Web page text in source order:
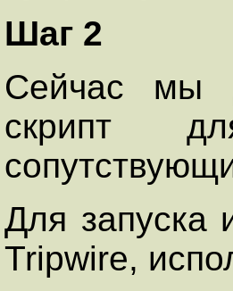
Шаг 2
Сейчас мы
скрипт
Для запуска
Tripwire,